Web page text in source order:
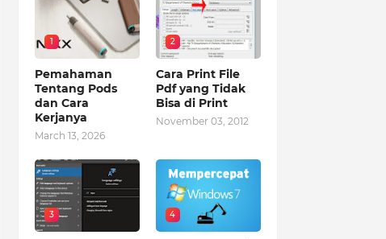
1
Pemahaman
Tentang Pods
dan Cara
Kerjanya
March 13, 2026
2
Cara Print File
Pdf yang Tidak
Bisa di Print
November 03, 2012
3 4